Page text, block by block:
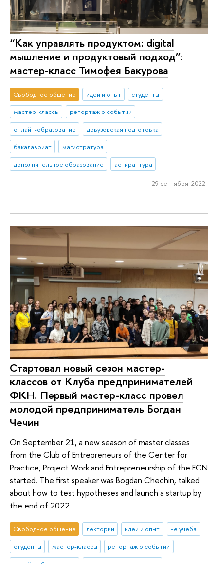
“Как управлять продуктом: digital
мышление и продуктовый подход”:
мастер-класс Тимофея Бакурова
Свободное общение идеи и опыт
студенты
мастер-классы
репортаж о событии
онлайн-образование
довузовская подготовка
бакалавриат
магистратура
дополнительное образование
аспирантура
29 сентября 2022
Стартовал новый сезон мастер-
классов от Клуба предпринимателей
ФКН. Первый мастер-класс провел
молодой предприниматель Богдан
Чечин
On September 21, a new season of master classes
from the Club of Entrepreneurs of the Center for
Practice, Project Work and Entrepreneurship of the FCN
started. The first speaker was Bogdan Chechin, talked
about how to test hypotheses and launch a startup by
the end of 2022.
Свободное общение лектории идеи и опыт
не учеба
студенты
мастер-классы
репортаж о событии